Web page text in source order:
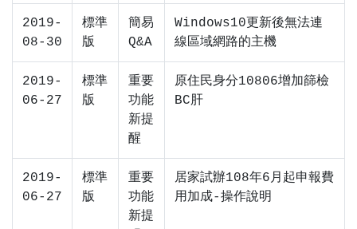
2019-
08-30
標準
版
簡易
Q&A
Windows10更新後無法連
線區域網路的主機
2019-
06-27
標準
版
重要
功能
新提
醒
原住民身分10806增加篩檢
BC肝
2019-
06-27
標準
版
重要
功能
新提
居家試辦108年6月起申報費
用加成-操作說明